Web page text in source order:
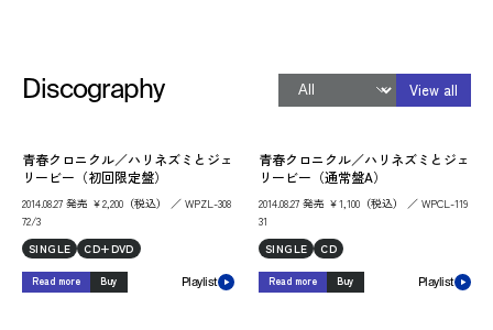
Discography View all
青春クロニクル／ハリネズミとジェ
リービー（初回限定盤）
2014.08.27 発売 ￥2,200（税込） ／ WPZL-308
72/3
SINGLE
CD+DVD
Read more Buy Playlist
青春クロニクル／ハリネズミとジェ
リービー（通常盤A）
2014.08.27 発売 ￥1,100（税込） ／ WPCL-119
31
SINGLE
CD
Read more Buy Playlist